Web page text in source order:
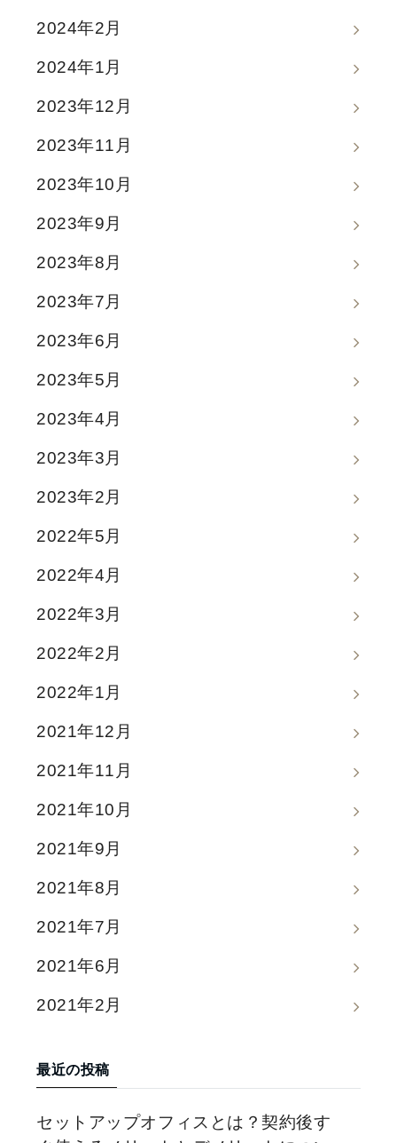
2024年2月
2024年1月
2023年12月
2023年11月
2023年10月
2023年9月
2023年8月
2023年7月
2023年6月
2023年5月
2023年4月
2023年3月
2023年2月
2022年5月
2022年4月
2022年3月
2022年2月
2022年1月
2021年12月
2021年11月
2021年10月
2021年9月
2021年8月
2021年7月
2021年6月
2021年2月
最近の投稿
セットアップオフィスとは？契約後す